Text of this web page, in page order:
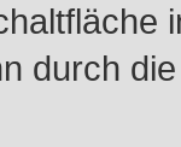
durch